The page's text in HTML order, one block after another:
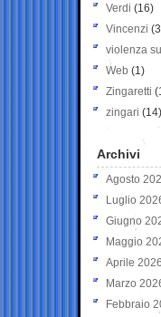
Verdi (16)
Vincenzi
violenza
Web (1)
Zingaretti
zingari (14)
Archivi
Agosto
Luglio
Giugno
Maggio
Aprile 2026
Marzo
Febbraio